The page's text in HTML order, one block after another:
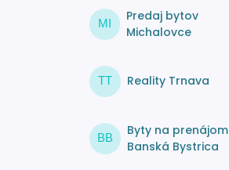
MI
Predaj bytov
Michalovce
TT Reality Trnava
BB
Byty na prenájom
Banská Bystrica